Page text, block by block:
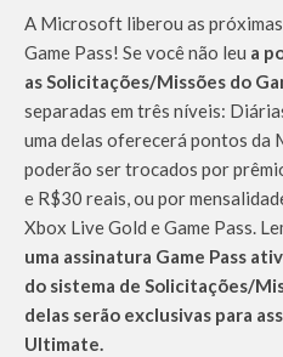
A Microsoft liberou as
Game Pass! Se você não leu a
as Solicitações/Missões do
separadas em três níveis:
uma delas oferecerá pontos da
poderão ser trocados por
e R$30 reais, ou por
Xbox Live Gold e Game Pass.
uma assinatura Game Pass
do sistema de Solicitações/
delas serão exclusivas para
Ultimate.